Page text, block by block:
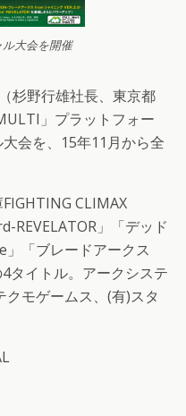
大会を開催
杉野行雄社長、東京都
」プラットフォー
会を、15年11月から全
CLIMAX
REVELATOR」「デッド
「ブレードアークス
タイトル。アークシステ
モゲームス、(有)スタ